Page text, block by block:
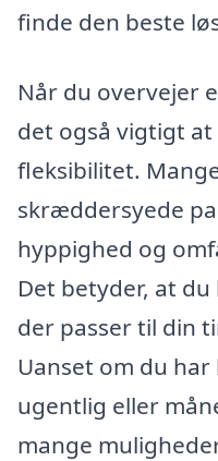
finde den beste
Når du overvejer
det også vigtigt
fleksibilitet.
skræddersyede
hyppighed og
Det betyder, at
der passer til din
Uanset om du
ugentlig eller
mange